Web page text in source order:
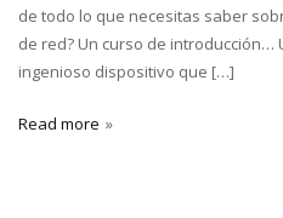
de todo lo que necesitas saber
de red? Un curso de introducción…
ingenioso dispositivo que […]
Read more